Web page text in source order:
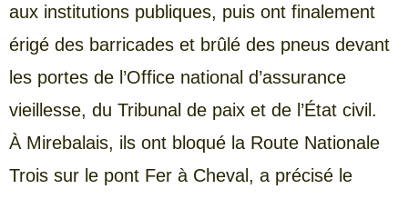
aux institutions publiques, puis ont finalement
érigé des barricades et brûlé des pneus devant
les portes de l’Office national d’assurance
vieillesse, du Tribunal de paix et de l’État civil.
À Mirebalais, ils ont bloqué la Route Nationale
Trois sur le pont Fer à Cheval, a précisé le